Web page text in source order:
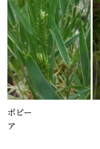
ポピー
ア 麦